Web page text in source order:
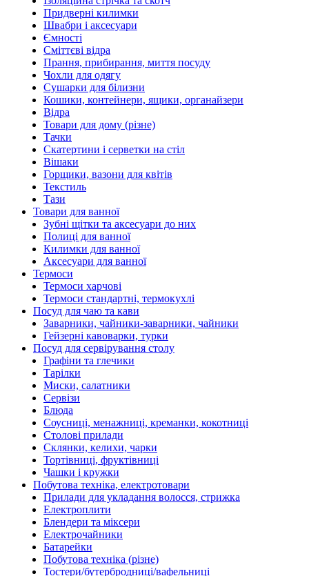
Придверні килимки
Швабри і аксесуари
Ємності
Сміттєві відра
Прання, прибирання, миття посуду
Чохли для одягу
Сушарки для білизни
Кошики, контейнери, ящики, органайзери
Відра
Товари для дому (різне)
Тачки
Скатертини і серветки на стіл
Вішаки
Горщики, вазони для квітів
Текстиль
Тази
Товари для ванної
Зубні щітки та аксесуари до них
Полиці для ванної
Килимки для ванної
Аксесуари для ванної
Термоси
Термоси харчові
Термоси стандартні, термокухлі
Посуд для чаю та кави
Заварники, чайники-заварники, чайники
Гейзерні кавоварки, турки
Посуд для сервірування столу
Графіни та глечики
Тарілки
Миски, салатники
Сервізи
Блюда
Соусниці, менажниці, креманки, кокотниці
Столові прилади
Склянки, келихи, чарки
Тортівниці, фруктівниці
Чашки і кружки
Побутова техніка, електротовари
Прилади для укладання волосся, стрижка
Електроплити
Блендери та міксери
Електрочайники
Батарейки
Побутова техніка (різне)
Тостери/бутербродниці/вафельниці